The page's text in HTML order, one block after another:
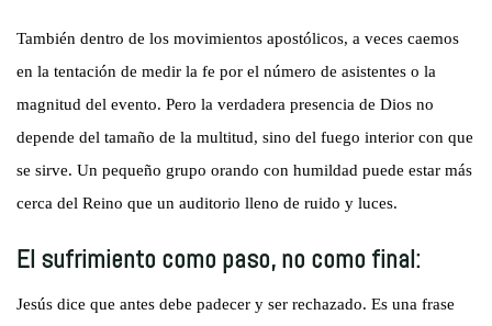
También dentro de los movimientos apostólicos, a veces caemos
en la tentación de medir la fe por el número de asistentes o la
magnitud del evento. Pero la verdadera presencia de Dios no
depende del tamaño de la multitud, sino del fuego interior con que
se sirve. Un pequeño grupo orando con humildad puede estar más
cerca del Reino que un auditorio lleno de ruido y luces.
El sufrimiento como paso, no como final:
Jesús dice que antes debe padecer y ser rechazado. Es una frase